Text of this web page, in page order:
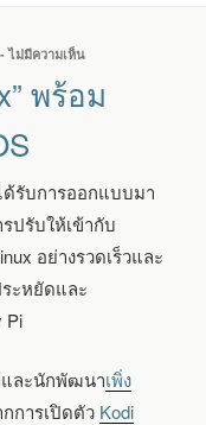
-ไม่มีความเห็น
ตัว
พร้อม
AV1,
HDR,
พร้อม
ด้รับการออกแบบมา
ปรับให้เข้ากับ
อย่างรวดเร็วและ
ะหยัดและ
Pi
ละนักพัฒนาเพิ่ง
กการเปิดตัว Kodi